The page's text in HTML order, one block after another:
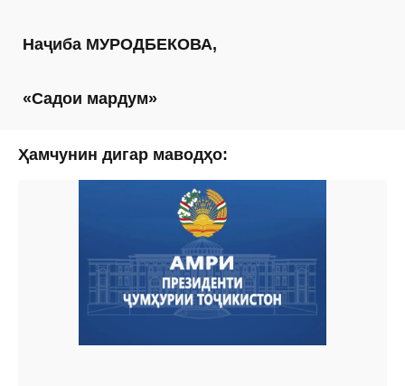
Наҷиба МУРОДБЕКОВА,
«Садои мардум»
Ҳамчунин дигар маводҳо: